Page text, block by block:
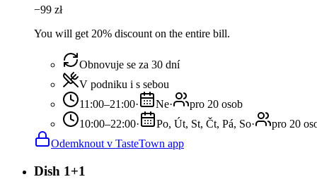
−99 zł
You will get 20% discount on the entire bill.
Obnovuje se za 30 dní
V podniku i s sebou
11:00–21:00· Ne·
pro 20 osob
10:00–22:00· Po, Út, St, Čt, Pá, So·
pro 20
Odemknout v TasteTown app
Dish 1+1